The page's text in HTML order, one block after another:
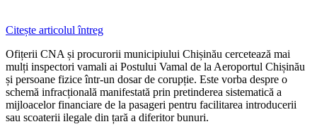
Citește articolul întreg
Ofițerii CNA și procurorii municipiului Chișinău cercetează mai
mulți inspectori vamali ai Postului Vamal de la Aeroportul Chișinău
și persoane fizice într-un dosar de corupție. Este vorba despre o
schemă infracțională manifestată prin pretinderea sistematică a
mijloacelor financiare de la pasageri pentru facilitarea introducerii
sau scoaterii ilegale din țară a diferitor bunuri.